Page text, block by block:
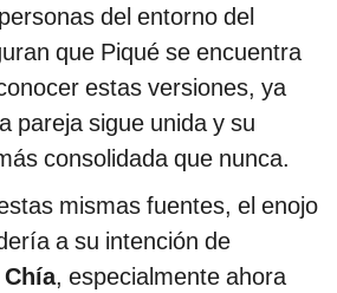
del entorno del
que Piqué se encuentra
estas versiones, ya
pareja sigue unida y su
consolidada que nunca.
mismas fuentes, el enojo
a su intención de
, especialmente ahora